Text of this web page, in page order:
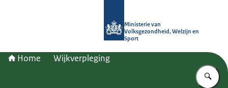
Ministerie van
Volksgezondheid, Welzijn en
Sport
Home Wijkverpleging